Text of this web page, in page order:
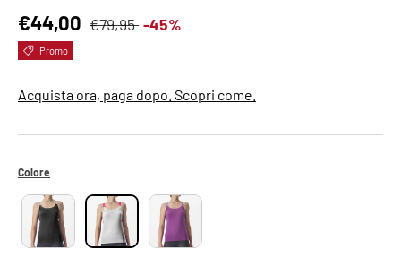
Prezzo di vendita
€44,00 Prezzo normale
€79,95 -45%
Promo
Acquista ora, paga dopo. Scopri come.
Colore